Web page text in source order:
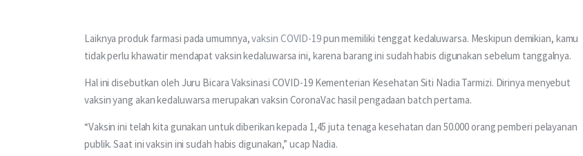
Laiknya produk farmasi pada umumnya, vaksin COVID-19 pun memiliki tenggat kedaluwarsa. Meskipun demikian, kamu
tidak perlu khawatir mendapat vaksin kedaluwarsa ini, karena barang ini sudah habis digunakan sebelum tanggalnya.
Hal ini disebutkan oleh Juru Bicara Vaksinasi COVID-19 Kementerian Kesehatan Siti Nadia Tarmizi. Dirinya menyebut
vaksin yang akan kedaluwarsa merupakan vaksin CoronaVac hasil pengadaan batch pertama.
“Vaksin ini telah kita gunakan untuk diberikan kepada 1,45 juta tenaga kesehatan dan 50.000 orang pemberi pelayanan
publik. Saat ini vaksin ini sudah habis digunakan,” ucap Nadia.